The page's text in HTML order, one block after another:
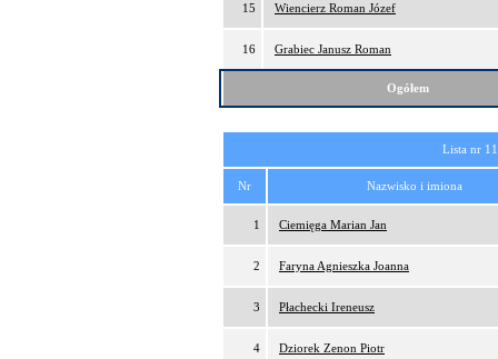
15 Wiencierz Roman Józef
16 Grabiec Janusz Roman
Ogółem
Lista nr
Nr Nazwisko i imiona
1 Ciemięga Marian Jan
2 Faryna Agnieszka Joanna
3 Płachecki Ireneusz
4 Dziorek Zenon Piotr